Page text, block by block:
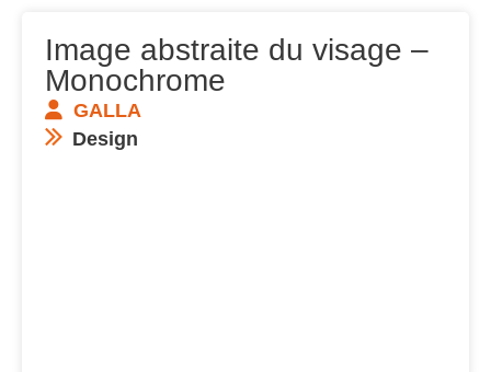
Image abstraite du visage –
Monochrome
GALLA
Design